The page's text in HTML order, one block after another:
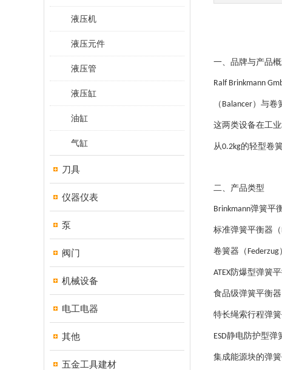
液压机
液压元件
液压管
液压缸
油缸
气缸
刀具
仪器仪表
泵
阀门
机械设备
电工电器
其他
五金工具建材
一、品牌与产品
Ralf Brinkmann
（ Balancer）与卷
这两类设备在工
从0.2kg的轻型卷
二、产品类型
Brinkmann弹簧平
标准弹簧平衡器（
卷簧器（ Federzug
ATEX防爆型弹簧
食品级弹簧平衡
特长绳索行程弹
ESD静电防护型弹
集成能源块的弹